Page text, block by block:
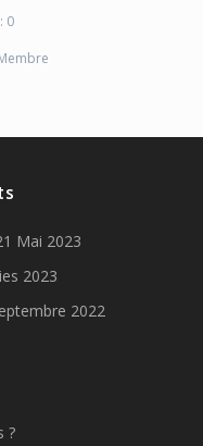
0
Mai 2023
2023
2022
?